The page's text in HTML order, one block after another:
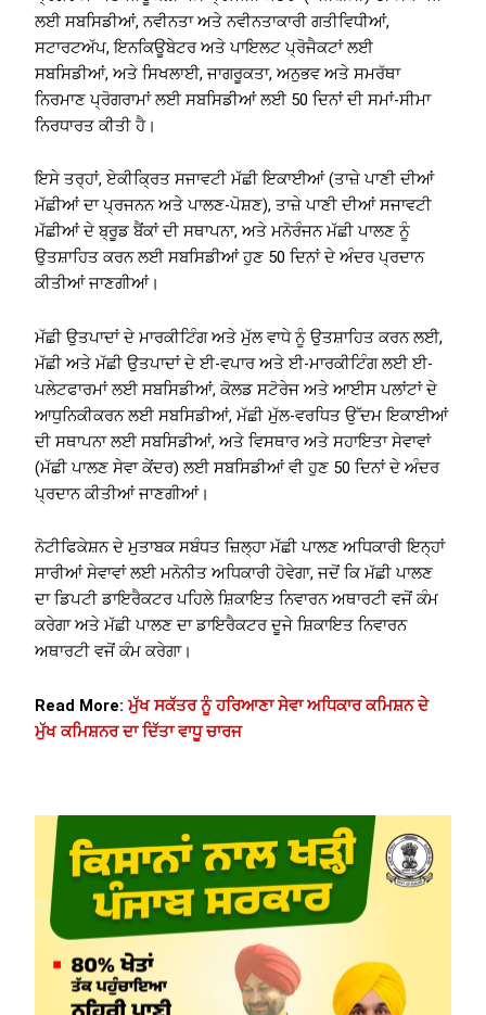
ਲਈ ਸਬਸਿਡੀਆਂ, ਨਵੀਨਤਾ ਅਤੇ ਨਵੀਨਤਾਕਾਰੀ ਗਤੀਵਿਧੀਆਂ,
ਸਟਾਰਟਅੱਪ, ਇਨਕਿਊਬੇਟਰ ਅਤੇ ਪਾਇਲਟ ਪ੍ਰੋਜੈਕਟਾਂ ਲਈ
ਸਬਸਿਡੀਆਂ, ਅਤੇ ਸਿਖਲਾਈ, ਜਾਗਰੂਕਤਾ, ਅਨੁਭਵ ਅਤੇ ਸਮਰੱਥਾ
ਨਿਰਮਾਣ ਪ੍ਰੋਗਰਾਮਾਂ ਲਈ ਸਬਸਿਡੀਆਂ ਲਈ 50 ਦਿਨਾਂ ਦੀ ਸਮਾਂ-ਸੀਮਾ
ਨਿਰਧਾਰਤ ਕੀਤੀ ਹੈ।
ਇਸੇ ਤਰ੍ਹਾਂ, ਏਕੀਕ੍ਰਿਤ ਸਜਾਵਟੀ ਮੱਛੀ ਇਕਾਈਆਂ (ਤਾਜ਼ੇ ਪਾਣੀ ਦੀਆਂ
ਮੱਛੀਆਂ ਦਾ ਪ੍ਰਜਨਨ ਅਤੇ ਪਾਲਣ-ਪੋਸ਼ਣ), ਤਾਜ਼ੇ ਪਾਣੀ ਦੀਆਂ ਸਜਾਵਟੀ
ਮੱਛੀਆਂ ਦੇ ਬ੍ਰੂਡ ਬੈਂਕਾਂ ਦੀ ਸਥਾਪਨਾ, ਅਤੇ ਮਨੋਰੰਜਨ ਮੱਛੀ ਪਾਲਣ ਨੂੰ
ਉਤਸ਼ਾਹਿਤ ਕਰਨ ਲਈ ਸਬਸਿਡੀਆਂ ਹੁਣ 50 ਦਿਨਾਂ ਦੇ ਅੰਦਰ ਪ੍ਰਦਾਨ
ਕੀਤੀਆਂ ਜਾਣਗੀਆਂ।
ਮੱਛੀ ਉਤਪਾਦਾਂ ਦੇ ਮਾਰਕੀਟਿੰਗ ਅਤੇ ਮੁੱਲ ਵਾਧੇ ਨੂੰ ਉਤਸ਼ਾਹਿਤ ਕਰਨ ਲਈ,
ਮੱਛੀ ਅਤੇ ਮੱਛੀ ਉਤਪਾਦਾਂ ਦੇ ਈ-ਵਪਾਰ ਅਤੇ ਈ-ਮਾਰਕੀਟਿੰਗ ਲਈ ਈ-
ਪਲੇਟਫਾਰਮਾਂ ਲਈ ਸਬਸਿਡੀਆਂ, ਕੋਲਡ ਸਟੋਰੇਜ ਅਤੇ ਆਈਸ ਪਲਾਂਟਾਂ ਦੇ
ਆਧੁਨਿਕੀਕਰਨ ਲਈ ਸਬਸਿਡੀਆਂ, ਮੱਛੀ ਮੁੱਲ-ਵਰਧਿਤ ਉੱਦਮ ਇਕਾਈਆਂ
ਦੀ ਸਥਾਪਨਾ ਲਈ ਸਬਸਿਡੀਆਂ, ਅਤੇ ਵਿਸਥਾਰ ਅਤੇ ਸਹਾਇਤਾ ਸੇਵਾਵਾਂ
(ਮੱਛੀ ਪਾਲਣ ਸੇਵਾ ਕੇਂਦਰ) ਲਈ ਸਬਸਿਡੀਆਂ ਵੀ ਹੁਣ 50 ਦਿਨਾਂ ਦੇ ਅੰਦਰ
ਪ੍ਰਦਾਨ ਕੀਤੀਆਂ ਜਾਣਗੀਆਂ।
ਨੋਟੀਫਿਕੇਸ਼ਨ ਦੇ ਮੁਤਾਬਕ ਸਬੰਧਤ ਜ਼ਿਲ੍ਹਾ ਮੱਛੀ ਪਾਲਣ ਅਧਿਕਾਰੀ ਇਨ੍ਹਾਂ
ਸਾਰੀਆਂ ਸੇਵਾਵਾਂ ਲਈ ਮਨੋਨੀਤ ਅਧਿਕਾਰੀ ਹੋਵੇਗਾ, ਜਦੋਂ ਕਿ ਮੱਛੀ ਪਾਲਣ
ਦਾ ਡਿਪਟੀ ਡਾਇਰੈਕਟਰ ਪਹਿਲੇ ਸ਼ਿਕਾਇਤ ਨਿਵਾਰਨ ਅਥਾਰਟੀ ਵਜੋਂ ਕੰਮ
ਕਰੇਗਾ ਅਤੇ ਮੱਛੀ ਪਾਲਣ ਦਾ ਡਾਇਰੈਕਟਰ ਦੂਜੇ ਸ਼ਿਕਾਇਤ ਨਿਵਾਰਨ
ਅਥਾਰਟੀ ਵਜੋਂ ਕੰਮ ਕਰੇਗਾ।
Read More:ਮੁੱਖ ਸਕੱਤਰ ਨੂੰ ਹਰਿਆਣਾ ਸੇਵਾ ਅਧਿਕਾਰ ਕਮਿਸ਼ਨ ਦੇ
ਮੁੱਖ ਕਮਿਸ਼ਨਰ ਦਾ ਦਿੱਤਾ ਵਾਧੂ ਚਾਰਜ